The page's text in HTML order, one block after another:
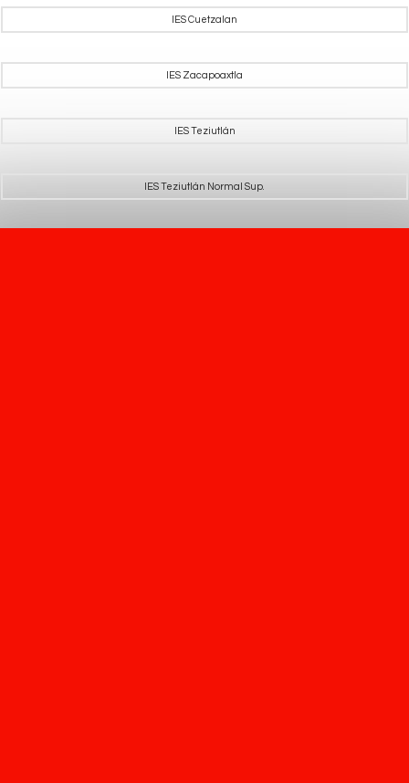
IES Cuetzalan
IES Zacapoaxtla
IES Teziutlán
IES Teziutlán Normal Sup.